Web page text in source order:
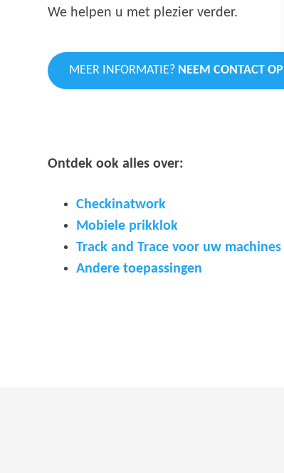
We helpen u met plezier verder.
MEER INFORMATIE? NEEM CONTACT OP
Ontdek ook alles over:
Checkinatwork
Mobiele prikklok
Track and Trace voor uw machines
Andere toepassingen